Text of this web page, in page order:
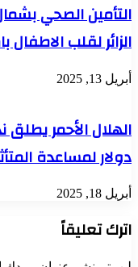
التأمين الصحي
الزائر لقلب الاطفال
أبريل 13, 2025
دولار لمساعدة
أبريل 18, 2025
اترك تعليقاً